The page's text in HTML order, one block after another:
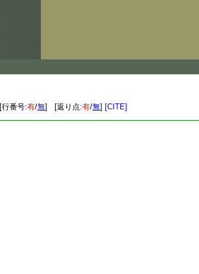
[行番号:有/無] [返り点:有/無] [CITE]